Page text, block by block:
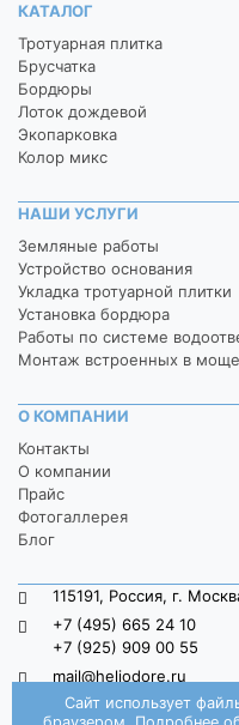
КАТАЛОГ
Тротуарная плитка
Брусчатка
Бордюры
Лоток дождевой
Экопарковка
Колор микс
НАШИ УСЛУГИ
Земляные работы
Устройство основания
Укладка тротуарной плитки
Установка бордюра
Работы по системе
Монтаж встроенных в
О КОМПАНИИ
Контакты
О компании
Прайс
Фотогаллерея
Блог
115191, Россия, г.
+7 (495) 665 24 10
+7 (925) 909 00 55
mail@heliodore.ru
пн-пт: 9:00 — 20:00,
Сайт использует